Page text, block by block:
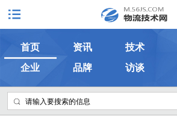
首页 资讯 技术
企业
品牌 访谈